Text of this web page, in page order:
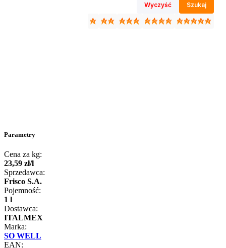
Wyczyść Szukaj
Parametry
Cena za kg:
23,59 zł/l
Sprzedawca:
Frisco S.A.
Pojemność:
1 l
Dostawca:
ITALMEX
Marka:
SO WELL
EAN: